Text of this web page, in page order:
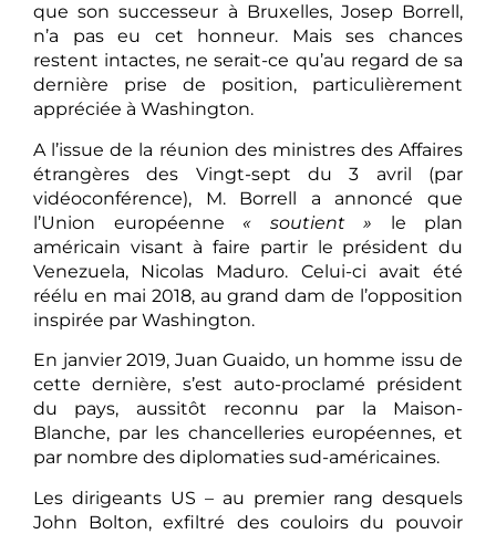
que son successeur à Bruxelles, Josep Borrell,
n’a pas eu cet honneur. Mais ses chances
restent intactes, ne serait-ce qu’au regard de sa
dernière prise de position, particulièrement
appréciée à Washington.
A l’issue de la réunion des ministres des Affaires
étrangères des Vingt-sept du 3 avril (par
vidéoconférence), M. Borrell a annoncé que
l’Union européenne « soutient » le plan
américain visant à faire partir le président du
Venezuela, Nicolas Maduro. Celui-ci avait été
réélu en mai 2018, au grand dam de l’opposition
inspirée par Washington.
En janvier 2019, Juan Guaido, un homme issu de
cette dernière, s’est auto-proclamé président
du pays, aussitôt reconnu par la Maison-
Blanche, par les chancelleries européennes, et
par nombre des diplomaties sud-américaines.
Les dirigeants US – au premier rang desquels
John Bolton, exfiltré des couloirs du pouvoir